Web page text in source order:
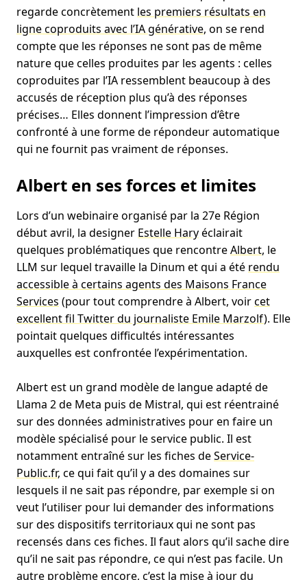
regarde concrètement les premiers résultats en
ligne coproduits avec l’IA générative, on se rend
compte que les réponses ne sont pas de même
nature que celles produites par les agents : celles
coproduites par l’IA ressemblent beaucoup à des
accusés de réception plus qu’à des réponses
précises… Elles donnent l’impression d’être
confronté à une forme de répondeur automatique
qui ne fournit pas vraiment de réponses.
Albert en ses forces et limites
Lors d’un webinaire organisé par la 27e Région
début avril, la designer Estelle Haryéclairait
quelques problématiques que rencontreAlbert, le
LLM sur lequel travaille la Dinum et qui a été rendu
accessible à certains agents des Maisons France
Services (pour tout comprendre à Albert, voircet
excellent fil Twitter du journaliste Emile Marzolf). Elle
pointait quelques difficultés intéressantes
auxquelles est confrontée l’expérimentation.
Albert est un grand modèle de langue adapté de
Llama 2 de Meta puis de Mistral, qui est réentrainé
sur des données administratives pour en faire un
modèle spécialisé pour le service public. Il est
notamment entraîné sur les fiches deService-
Public.fr, ce qui fait qu’il y a des domaines sur
lesquels il ne sait pas répondre, par exemple si on
veut l’utiliser pour lui demander des informations
sur des dispositifs territoriaux qui ne sont pas
recensés dans ces fiches. Il faut alors qu’il sache dire
qu’il ne sait pas répondre, ce qui n’est pas facile. Un
autre problème encore, c’est la mise à jour du